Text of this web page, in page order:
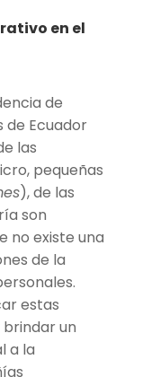
en el
de
de Ecuador
las
pequeñas
), de las
son
no existe una
de la
estas
un
a la